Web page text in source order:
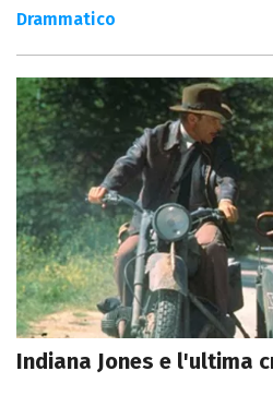
Drammatico
Indiana Jones e l'ultima